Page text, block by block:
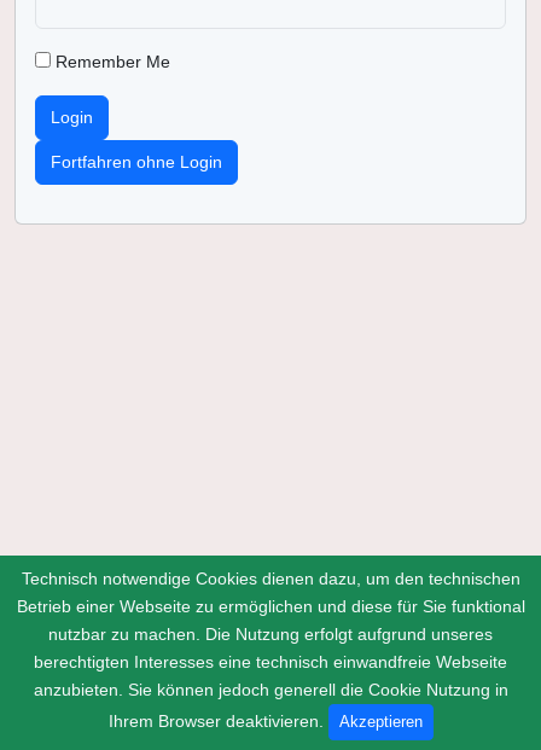
Remember Me
Login
Fortfahren ohne Login
Home Kontakt ImpressumDatenschutz
Technisch notwendige Cookies dienen dazu, um den technischen
Betrieb einer Webseite zu ermöglichen und diese für Sie funktional
nutzbar zu machen. Die Nutzung erfolgt aufgrund unseres
berechtigten Interesses eine technisch einwandfreie Webseite
anzubieten. Sie können jedoch generell die Cookie Nutzung in
Ihrem Browser deaktivieren.
Akzeptieren